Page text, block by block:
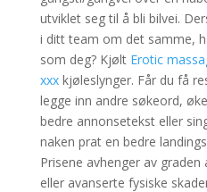
utviklet seg til å bli bilvei.
i ditt team om det samme,
som deg? Kjølt Erotic
xxxkjøleslynger. Får du få
legge inn andre søkeord,
bedre annonsetekst eller
naken prat en bedre
Prisene avhenger av graden
eller avanserte fysiske